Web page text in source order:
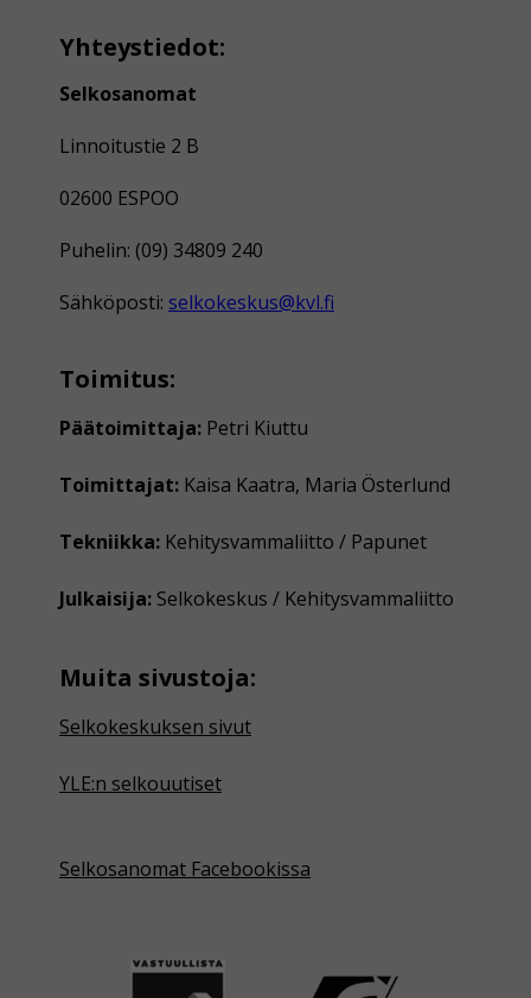
Yhteystiedot:
Selkosanomat
Linnoitustie 2 B
02600 ESPOO
Puhelin: (09) 34809 240
Sähköposti: selkokeskus@kvl.fi
Toimitus:
Päätoimittaja: Petri Kiuttu
Toimittajat: Kaisa Kaatra, Maria Österlund
Tekniikka: Kehitysvammaliitto / Papunet
Julkaisija: Selkokeskus / Kehitysvammaliitto
Muita sivustoja:
Selkokeskuksen sivut
YLE:n selkouutiset
Selkosanomat Facebookissa